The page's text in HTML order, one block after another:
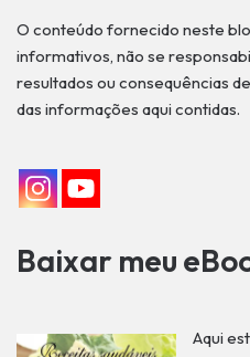
O conteúdo fornecido neste
informativos, não se
resultados ou consequências
das informações aqui contidas.
Baixar meu
Aqui